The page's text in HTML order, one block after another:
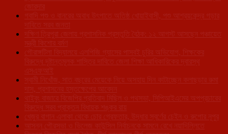
জোরদার
গবাদি পশু ও বানরের অবাধ উৎপাতে অতিষ্ঠ খোয়াইবাসী, পশু আশ্রয়কেন্দ্র গড়ার
দাবিতে সরব জনতা
দক্ষিণ ত্রিপুরা জেলায় প্রশাসনিক প্রস্তুতি বৈঠক: ১২ আগস্ট আসছেন পঞ্চায়েত
মন্ত্রী কিশোর বর্মণ
গৌরাঙ্গটিলা বিদ্যালয়ে এলপিজি গ্যাসের পাসবই চুরির অভিযোগ, শিক্ষকের
বিরুদ্ধে দৃষ্টান্তমূলক শাস্তির দাবিতে জেলা শিক্ষা আধিকারিকের দ্বারস্থ
এসএফআই
স্বামী নিখোঁজ, সাত বছরের মেয়েকে নিয়ে অসহায় দিন কাটাচ্ছেন কলাছড়ার রুমা
দাস, প্রশাসনের হস্তক্ষেপের আবেদন
থাইবুং বাজারে বিজেপির প্রতিবাদ মিছিল ও পথসভা, সিপিআইএমের অপপ্রচারের
বিরুদ্ধে সরব প্রাক্তন বিধায়ক শঙ্কর রায়
খেজুর বাগান এলাকা থেকে চোর গ্রেফতার, উদ্ধার স্বর্ণের চেইন ও রুপোর নূপুর
আসন্ন পৌরসভা ও ভিলেজ কাউন্সিল নির্বাচনকে সামনে রেখে নয়াদিল্লিতে